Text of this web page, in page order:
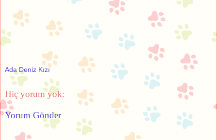
Ada Deniz Kızı
Hiç yorum yok:
Yorum Gönder